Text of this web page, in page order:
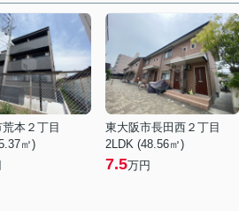
本２丁目
㎡)
東大阪市長田西２丁目
2LDK (48.56㎡)
7.5万円